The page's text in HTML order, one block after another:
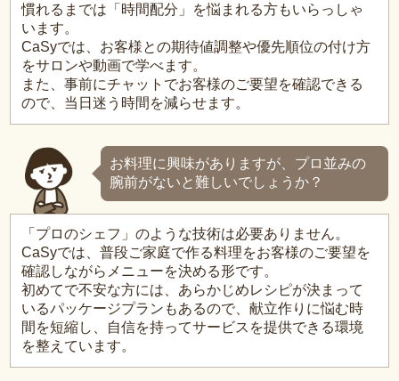
慣れるまでは「時間配分」を悩まれる方もいらっしゃ
います。
CaSyでは、お客様との期待値調整や優先順位の付け方
をサロンや動画で学べます。
また、事前にチャットでお客様のご要望を確認できる
ので、当日迷う時間を減らせます。
お料理に興味がありますが、プロ並みの
腕前がないと難しいでしょうか？
「プロのシェフ」のような技術は必要ありません。
CaSyでは、普段ご家庭で作る料理をお客様のご要望を
確認しながらメニューを決める形です。
初めてで不安な方には、あらかじめレシピが決まって
いるパッケージプランもあるので、献立作りに悩む時
間を短縮し、自信を持ってサービスを提供できる環境
を整えています。